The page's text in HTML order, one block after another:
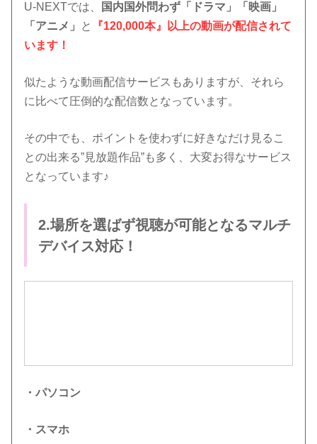
U-NEXTでは、
国内国外問わず「ドラマ」「映画」
「アニメ」
と
『120,000本』以上の動画が配信されて
います！
似たような動画配信サービスもありますが、それら
に比べて圧倒的な配信数となっています。
その中でも、ポイントを使わずに好きなだけ見るこ
との出来る”見放題作品”も多く、大変お得なサービス
となっています♪
2.場所を選ばず視聴が可能となるマルチ
デバイス対応！
・パソコン
・スマホ